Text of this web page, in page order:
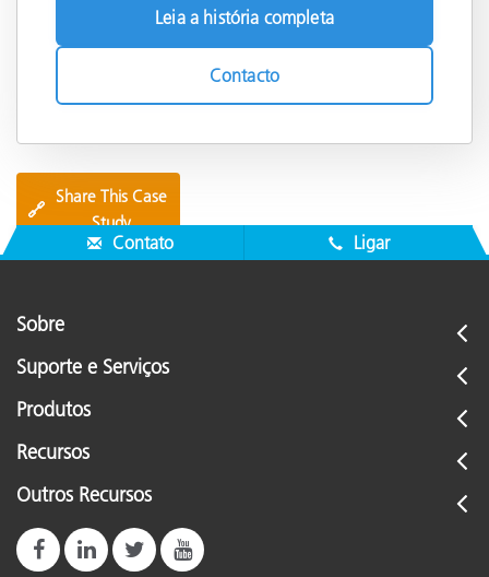
Leia a história completa
Contacto
🔗
Share This Case
Study
Contato Ligar
Sobre
Suporte e Serviços
Produtos
Recursos
Outros Recursos